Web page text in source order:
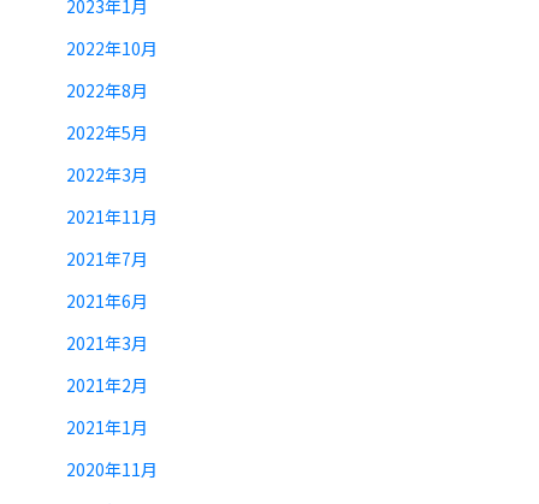
2023年1月
2022年10月
2022年8月
2022年5月
2022年3月
2021年11月
2021年7月
2021年6月
2021年3月
2021年2月
2021年1月
2020年11月